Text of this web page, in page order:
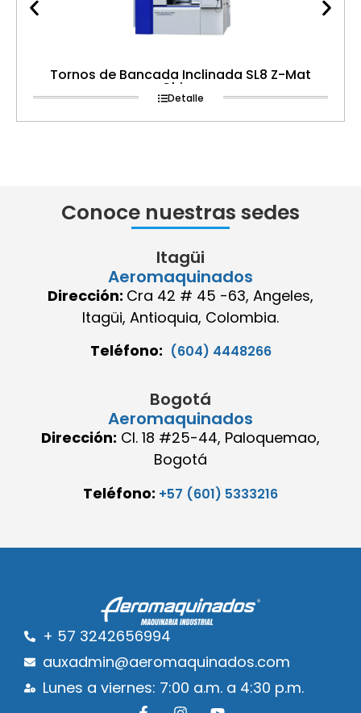
Tornos de Bancada Inclinada SL8 Z-Mat
China
Detalle
Conoce nuestras sedes
Itagüi
Aeromaquinados
Dirección: Cra 42 # 45 -63, Angeles,
Itagüi, Antioquia, Colombia.
Teléfono: (604) 4448266
Bogotá
Aeromaquinados
Dirección: Cl. 18 #25-44, Paloquemao,
Bogotá
Teléfono: +57 (601) 5333216
+ 57 3242656994
auxadmin@aeromaquinados.com
Lunes a viernes: 7:00 a.m. a 4:30 p.m.